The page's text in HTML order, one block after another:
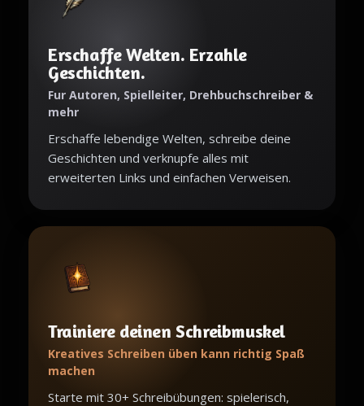
Erschaffe Welten. Erzahle
Geschichten.
Fur Autoren, Spielleiter, Drehbuchschreiber &
mehr
Erschaffe lebendige Welten, schreibe deine
Geschichten und verknupfe alles mit
erweiterten Links und einfachen Verweisen.
Trainiere deinen Schreibmuskel
Kreatives Schreiben üben kann richtig Spaß
machen
Starte mit 30+ Schreibübungen: spielerisch,